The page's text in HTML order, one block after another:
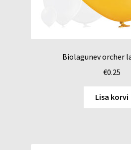
Biolagunev orcher
€0.25
Lisa korvi